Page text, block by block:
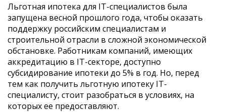
Льготная ипотека для IT-специалистов была
запущена весной прошлого года, чтобы оказать
поддержку российским специалистам и
строительной отрасли в сложной экономической
обстановке. Работникам компаний, имеющих
аккредитацию в IT-секторе, доступно
субсидирование ипотеки до 5% в год. Но, перед
тем как получить льготную ипотеку IT-
специалисту, стоит разобраться в условиях, на
которых ее предоставляют.